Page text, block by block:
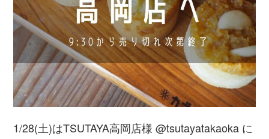
1/28(土)はTSUTAYA高岡店様 @tsutayatakaoka に